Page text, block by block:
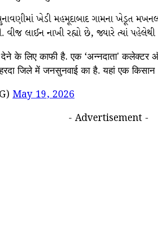
ખેડી મહમૂદાબાદ ગામના ખેડૂત
લાઈન નાખી રહ્યો છે, જ્યારે ત્યાં
के लिए काफी है. एक ‘अन्नदाता'
जिले में जनसुनवाई का है. यहां एक
May 19, 2026
- Advertisement -